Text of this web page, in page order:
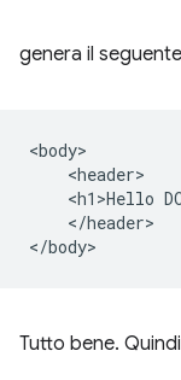
genera il
<body>
    <header>
<h1>Hello
    </header>
Tutto bene. Quindi